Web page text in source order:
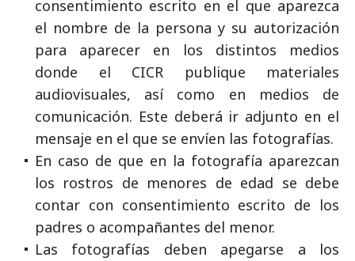
consentimiento escrito en el que aparezca
el nombre de la persona y su autorización
para aparecer en los distintos medios
donde el CICR publique materiales
audiovisuales, así como en medios de
comunicación. Este deberá ir adjunto en el
mensaje en el que se envíen las fotografías.
En caso de que en la fotografía aparezcan
los rostros de menores de edad se debe
contar con consentimiento escrito de los
padres o acompañantes del menor.
Las fotografías deben apegarse a los